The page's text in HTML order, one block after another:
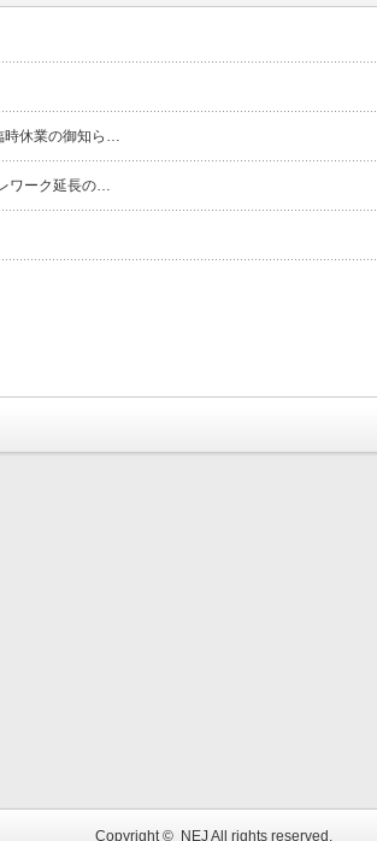
時休業の御知ら…
ワーク延長の…
Copyright © NEJ All rights reserved.